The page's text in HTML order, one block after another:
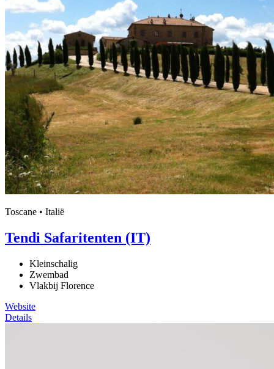
Toscane • Italië
Tendi Safaritenten (IT)
Kleinschalig
Zwembad
Vlakbij Florence
Website
Details